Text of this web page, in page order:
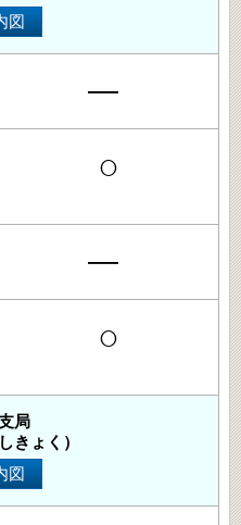
図
―
○
―
○
局
きょく）
図